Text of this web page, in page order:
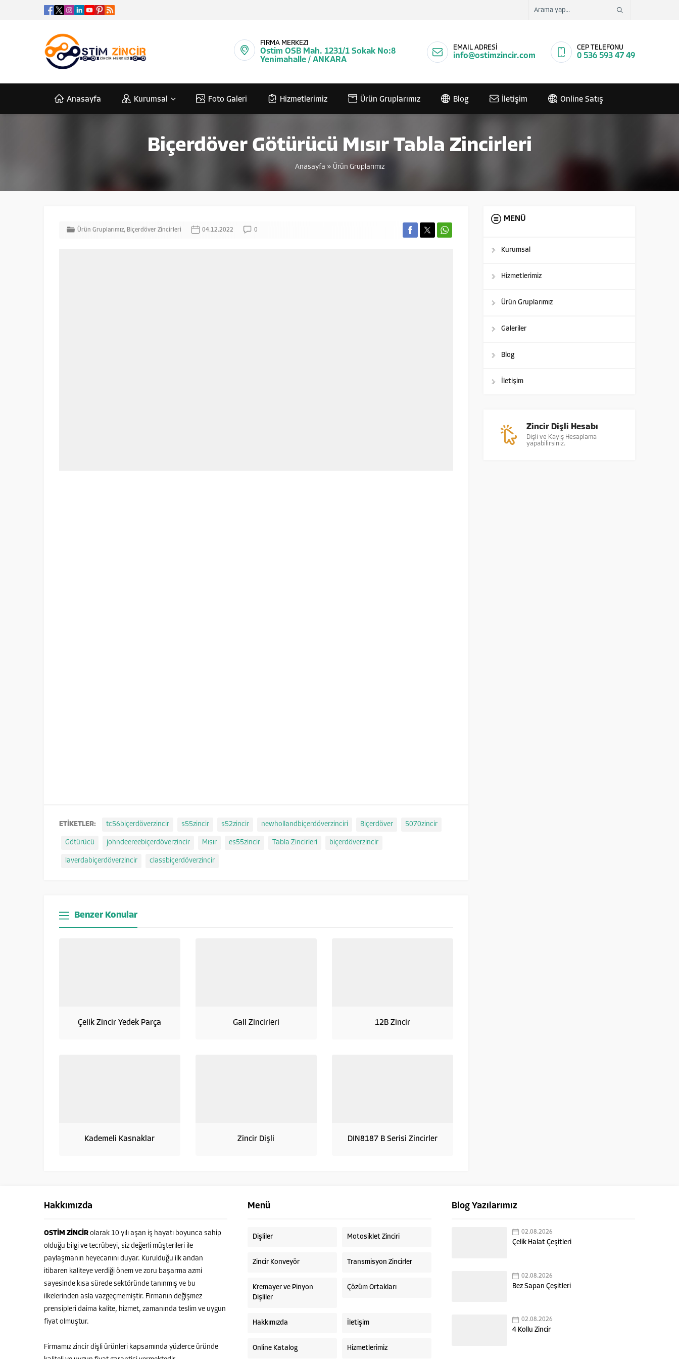
FİRMA MERKEZİ
Ostim OSB Mah. 1231/1 Sokak No:8
Yenimahalle / ANKARA
EMAIL ADRESİ
info@ostimzincir.com
CEP TELEFONU
0 536 593 47 49
Anasayfa Kurumsal Foto Galeri Hizmetlerimiz Ürün Gruplarımız Blog İletişim Online Satış
Biçerdöver Götürücü Mısır Tabla Zincirleri
Anasayfa » Ürün Gruplarımız
Ürün Gruplarımız, Biçerdöver Zincirleri 04.12.2022 0
ETİKETLER: tc56biçerdöverzincir s55zincir s52zincir newhollandbiçerdöverzinciri Biçerdöver 5070zincir
Götürücü johndeereebiçerdöverzincir Mısır es55zincir Tabla Zincirleri biçerdöverzincir
laverdabiçerdöverzincir classbiçerdöverzincir
Benzer Konular
Çelik Zincir Yedek Parça Gall Zincirleri 12B Zincir
Kademeli Kasnaklar Zincir Dişli DIN8187 B Serisi Zincirler
MENÜ
Kurumsal
Hizmetlerimiz
Ürün Gruplarımız
Galeriler
Blog
İletişim
Zincir Dişli Hesabı
Dişli ve Kayış Hesaplama
yapabilirsiniz.
Hakkımızda
OSTİM ZİNCİR olarak 10 yılı aşan iş hayatı boyunca sahip
olduğu bilgi ve tecrübeyi, siz değerli müşterileri ile
paylaşmanın heyecanını duyar. Kurulduğu ilk andan
itibaren kaliteye verdiği önem ve zoru başarma azmi
sayesinde kısa sürede sektöründe tanınmış ve bu
ilkelerinden asla vazgeçmemiştir. Firmanın değişmez
prensipleri daima kalite, hizmet, zamanında teslim ve uygun
fiyat olmuştur.
Firmamız zincir dişli ürünleri kapsamında yüzlerce üründe
Menü
Dişliler Motosiklet Zinciri
Zincir Konveyör Transmisyon Zincirler
Kremayer ve Pinyon
Dişliler
Çözüm Ortakları
Hakkımızda İletişim
Online Katalog Hizmetlerimiz
Blog Yazılarımız
02.08.2026
Çelik Halat Çeşitleri
02.08.2026
Bez Sapan Çeşitleri
02.08.2026
4 Kollu Zincir